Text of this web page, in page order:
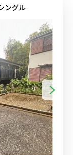
ングル